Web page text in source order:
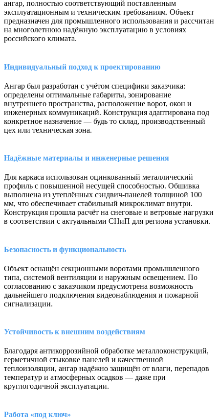
ангар, полностью соответствующий поставленным
эксплуатационным и техническим требованиям. Объект
предназначен для промышленного использования и рассчитан
на многолетнюю надёжную эксплуатацию в условиях
российского климата.
Индивидуальный подход к проектированию
Ангар был разработан с учётом специфики заказчика:
определены оптимальные габариты, зонирование
внутреннего пространства, расположение ворот, окон и
инженерных коммуникаций. Конструкция адаптирована под
конкретное назначение — будь то склад, производственный
цех или техническая зона.
Надёжные материалы и инженерные решения
Для каркаса использован оцинкованный металлический
профиль с повышенной несущей способностью. Обшивка
выполнена из утеплённых сэндвич-панелей толщиной 100
мм, что обеспечивает стабильный микроклимат внутри.
Конструкция прошла расчёт на снеговые и ветровые нагрузки
в соответствии с актуальными СНиП для региона установки.
Безопасность и функциональность
Объект оснащён секционными воротами промышленного
типа, системой вентиляции и наружным освещением. По
согласованию с заказчиком предусмотрена возможность
дальнейшего подключения видеонаблюдения и пожарной
сигнализации.
Устойчивость к внешним воздействиям
Благодаря антикоррозийной обработке металлоконструкций,
герметичной стыковке панелей и качественной
теплоизоляции, ангар надёжно защищён от влаги, перепадов
температур и атмосферных осадков — даже при
круглогодичной эксплуатации.
Работа «под ключ»